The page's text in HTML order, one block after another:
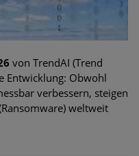
von TrendAI (Trend
Entwicklung: Obwohl
verbessern, steigen
weltweit